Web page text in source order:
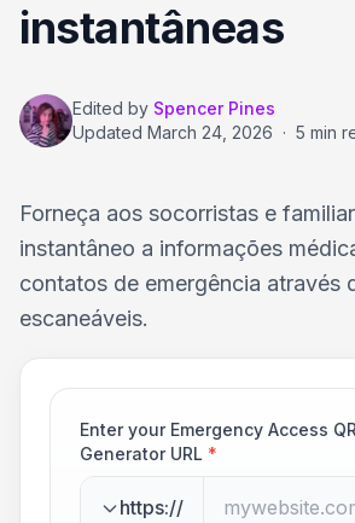
instantâneas
Edited by Spencer Pines
Updated March 24, 2026 · 5 min
Forneça aos socorristas e
instantâneo a informações
contatos de emergência através
escaneáveis.
Enter your Emergency Access
Generator URL *
https://